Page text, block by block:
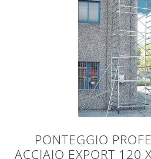
PONTEGGIO
ACCIAIO EXPORT 120